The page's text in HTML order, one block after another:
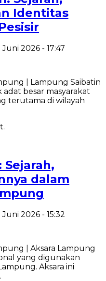
Identitas
Juni 2026 - 17:47
| Lampung Saibatin
besar masyarakat
terutama di wilayah
Sejarah,
dalam
Juni 2026 - 15:32
| Aksara Lampung
yang digunakan
Aksara ini